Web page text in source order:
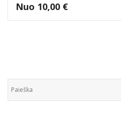
Nuo 10,00 €